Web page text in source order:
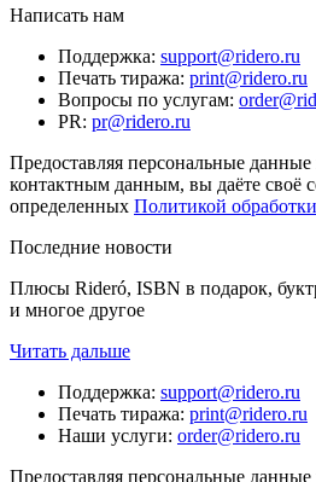
Написать нам
Поддержка: support@ridero.ru
Печать тиража: print@ridero.ru
Вопросы по услугам:
PR: pr@ridero.ru
Предоставляя персональные
контактным данным, вы даёте своё
определенных Политикой
Последние новости
Плюсы Rideró, ISBN в подарок,
и многое другое
Читать дальше
Поддержка: support@ridero.ru
Печать тиража: print@ridero.ru
Наши услуги: order@ridero.ru
Предоставляя персональные